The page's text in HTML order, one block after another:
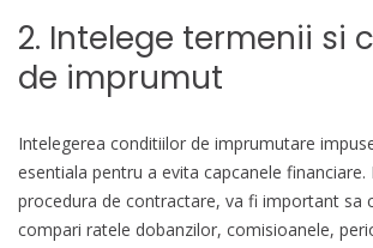
2. Intelege termenii si
de imprumut
Intelegerea conditiilor de imprumutare
esentiala pentru a evita capcanele financiare.
procedura de contractare, va fi important sa
compari ratele dobanzilor, comisioanele,